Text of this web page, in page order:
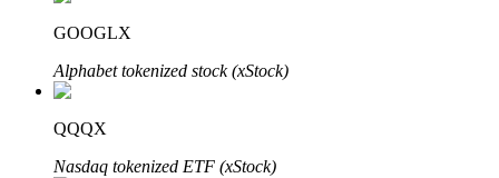
Bitrue-partners
GOOGLX
Alphabet tokenized stock (xStock)
QQQX
Nasdaq tokenized ETF (xStock)